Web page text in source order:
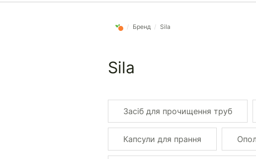
/ Бренд / Sila
Sila
Засіб для прочищення труб
Капсули для прання